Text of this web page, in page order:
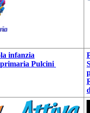
infanzia
Pulcini